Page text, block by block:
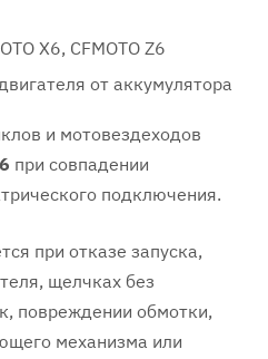
X6, CFMOTO Z6
от аккумулятора
и мотовездеходов
при совпадении
подключения.
при отказе запуска,
щелчках без
повреждении обмотки,
механизма или